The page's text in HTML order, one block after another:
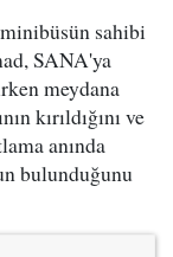
sahibi
SANA'ya
meydana
kırıldığını ve
anında
bulunduğunu